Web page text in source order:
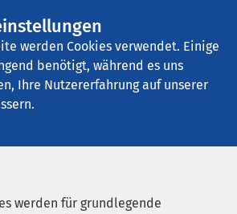
werden Cookies verwendet. Einige
benötigt, während es uns
Ihre Nutzererfahrung auf unserer
werden für grundlegende
Aussee